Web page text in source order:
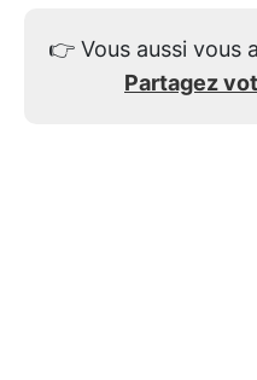
👉 Vous aussi vous
Partagez